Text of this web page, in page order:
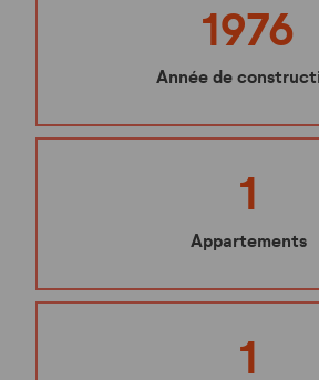
1976
Année de
1
Appartements
1